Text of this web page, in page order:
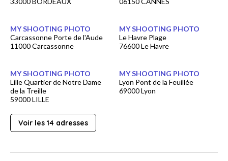
MY SHOOTING PHOTO
Carcassonne Porte de l'Aude
11000 Carcassonne
MY SHOOTING PHOTO
Le Havre Plage
76600 Le Havre
MY SHOOTING PHOTO
Lille Quartier de Notre Dame
de la Treille
59000 LILLE
MY SHOOTING PHOTO
Lyon Pont de la Feuillée
69000 Lyon
Voir les 14 adresses